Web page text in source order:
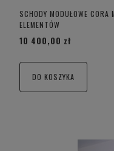
SCHODY MODUŁOWE
ELEMENTÓW
10 400,00 zł
DO KOSZYKA